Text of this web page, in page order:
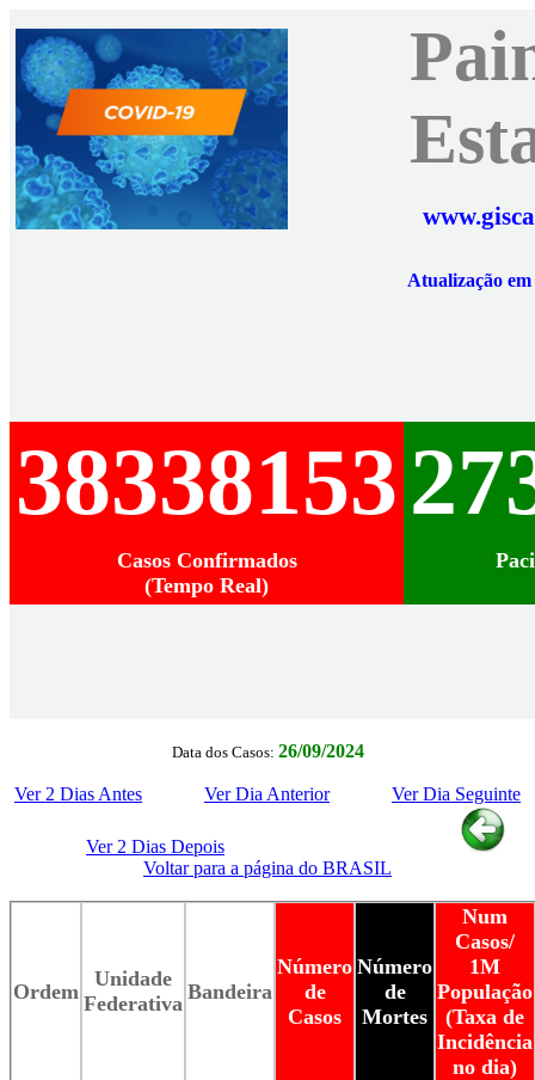
Atualização
38338153
Casos Confirmados
(Tempo Real)
Data dos Casos: 26/09/2024
Ver 2 Dias Antes Ver Dia Anterior Ver Dia Seguinte
Ver 2 Dias Depois
Voltar para a página do BRASIL
Ordem
Unidade
Federativa Bandeira
Número
de
Casos
Número
de
Mortes
Num
Casos/
1M
População
(Taxa de
Incidência
no dia)